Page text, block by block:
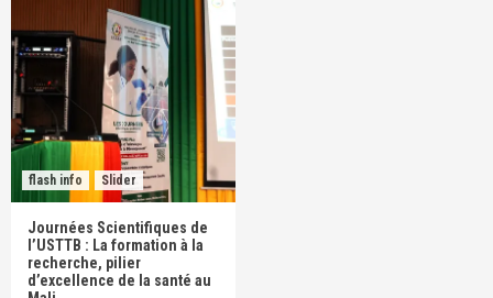
flash info Slider
Journées Scientifiques de
l’USTTB : La formation à la
recherche, pilier
d’excellence de la santé au